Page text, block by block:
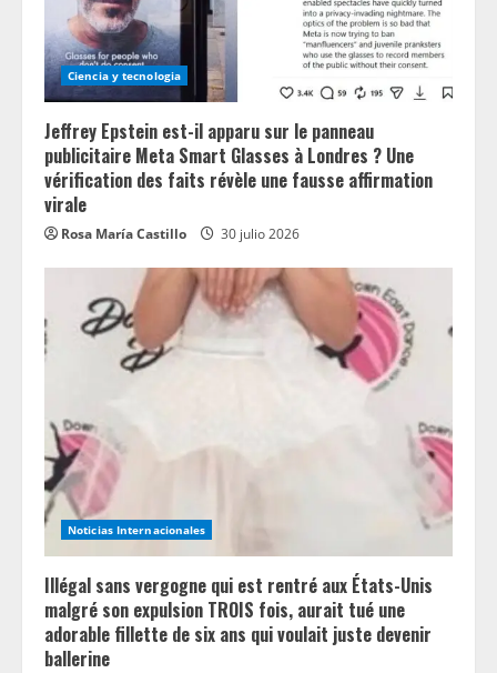
Ciencia y tecnologia
Jeffrey Epstein est-il apparu sur le panneau
publicitaire Meta Smart Glasses à Londres ? Une
vérification des faits révèle une fausse affirmation
virale
Rosa María Castillo 30 julio 2026
Noticias Internacionales
Illégal sans vergogne qui est rentré aux États-Unis
malgré son expulsion TROIS fois, aurait tué une
adorable fillette de six ans qui voulait juste devenir
ballerine